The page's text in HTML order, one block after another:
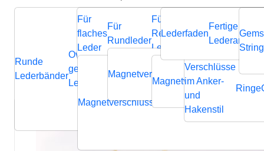
Runde
Lederbänder
Ovale
geflochtene
Lederbänder
Geflochtene
Lederschnüre
Flache
Lederschnüre
Für
flaches
Leder
Magnetverschluss
Für
Rundleder
Magnetverschluss Endverschluss
Für
Regaliz
Leder
Magnetverschluss
Verschlüsse
im Anker-
und
Hakenstil
Ringe
Lederfaden
Fertige
Ketten Vorgefertigte Armbänder Gold Plated
Gold Plated Stainless